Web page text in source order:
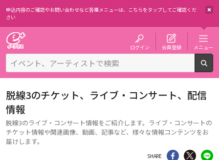
申込内容のご確認やお問い合わせなど各種メニューは、 こちらをタップしてご確認くだ
さい
ログイン 会員登録 メニュー
脱線3のチケット、ライブ・コンサート、配信
情報
脱線3のライブ・コンサート情報をご紹介します。ライブ・コンサートの
チケット情報や関連画像、動画、記事など、様々な情報コンテンツをお
届けします。
SHARE シェア Twitter